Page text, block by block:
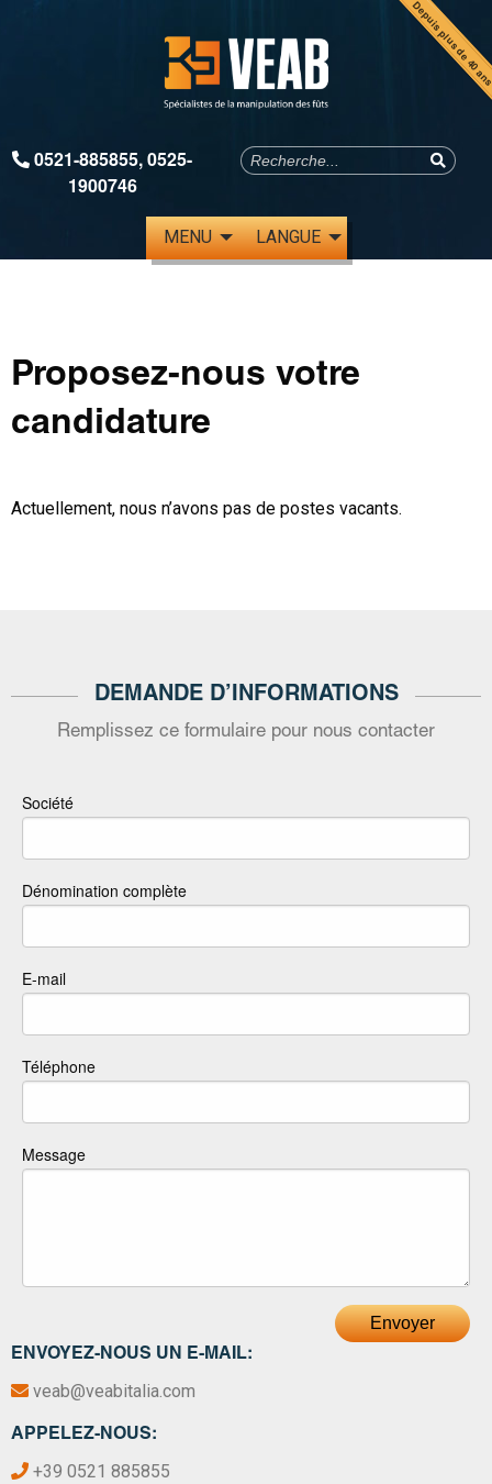
Depuis plus de
0521-885855,0525-
1900746
MENU LANGUE
Proposez-nous votre
candidature
Actuellement, nous n’avons pas de postes vacants.
DEMANDE D’INFORMATIONS
Remplissez ce formulaire pour nous contacter
ENVOYEZ-NOUS UN E-MAIL:
veab@veabitalia.com
APPELEZ-NOUS:
+39 0521 885855
Société
Dénomination complète
E-mail
Téléphone
Message
Envoyer